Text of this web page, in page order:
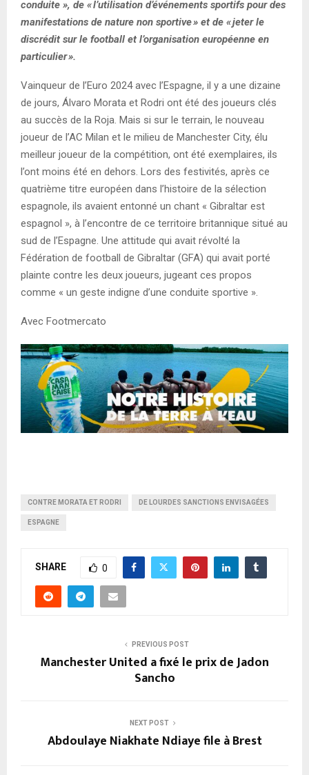
conduite », de « l’utilisation d’événements sportifs pour des
manifestations de nature non sportive » et de « jeter le
discrédit sur le football et l’organisation européenne en
particulier ».
Vainqueur de l’Euro 2024 avec l’Espagne, il y a une dizaine
de jours, Álvaro Morata et Rodri ont été des joueurs clés
au succès de la Roja. Mais si sur le terrain, le nouveau
joueur de l’AC Milan et le milieu de Manchester City, élu
meilleur joueur de la compétition, ont été exemplaires, ils
l’ont moins été en dehors. Lors des festivités, après ce
quatrième titre européen dans l’histoire de la sélection
espagnole, ils avaient entonné un chant « Gibraltar est
espagnol », à l’encontre de ce territoire britannique situé au
sud de l’Espagne. Une attitude qui avait révolté la
Fédération de football de Gibraltar (GFA) qui avait porté
plainte contre les deux joueurs, jugeant ces propos
comme « un geste indigne d’une conduite sportive ».
Avec Footmercato
CONTRE MORATA ET RODRI DE LOURDES SANCTIONS ENVISAGÉES
ESPAGNE
SHARE 0
PREVIOUS POST
Manchester United a fixé le prix de Jadon
Sancho
NEXT POST
Abdoulaye Niakhate Ndiaye file à Brest